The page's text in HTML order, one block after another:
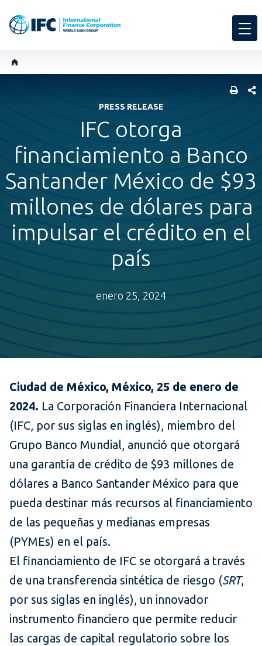
PRESS RELEASE
IFC otorga
financiamiento a Banco
Santander México de $93
millones de dólares para
impulsar el crédito en el
país
enero 25, 2024
Ciudad de México, México, 25 de enero de
2024. La Corporación Financiera Internacional
(IFC, por sus siglas en inglés), miembro del
Grupo Banco Mundial, anunció que otorgará
una garantía de crédito de $93 millones de
dólares a Banco Santander México para que
pueda destinar más recursos al financiamiento
de las pequeñas y medianas empresas
(PYMEs) en el país.
El financiamiento de IFC se otorgará a través
de una transferencia sintética de riesgo (SRT,
por sus siglas en inglés), un innovador
instrumento financiero que permite reducir
las cargas de capital regulatorio sobre los